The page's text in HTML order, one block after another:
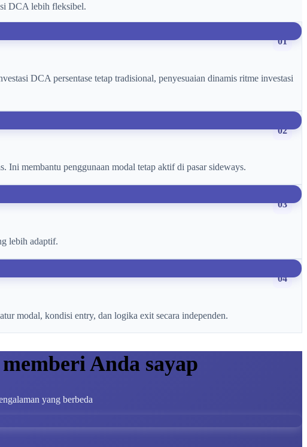
DCA lebih fleksibel.
01
DCA persentase tetap tradisional, penyesuaian dinamis ritme investasi
02
Ini membantu penggunaan modal tetap aktif di pasar sideways.
03
lebih adaptif.
04
modal, kondisi entry, dan logika exit secara independen.
Anda sayap
yang berbeda